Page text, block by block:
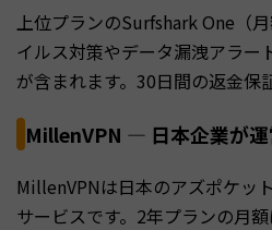
上位プランのSurfshark One（
イルス対策やデータ漏洩アラー
が含まれます。30日間の返金保
MillenVPN — 日本企業が
MillenVPNは日本のアズポケッ
サービスです。2年プランの月